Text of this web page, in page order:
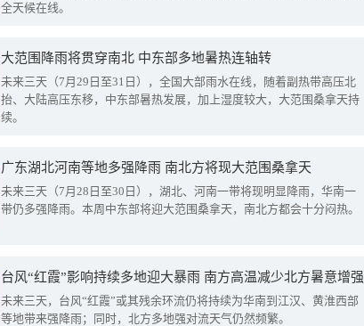
全天候在线。
大范围降雨将贯穿南北 中东部多地暑热连轴转
未来三天（7月29日至31日），全国大部雨水在线，随着副热带高压北
抬、大陆高压东移，中东部暑热发展，加上湿度较大，大范围桑拿天持
续。
广东湖北河南等地多强降雨 南北方将现大范围桑拿天
未来三天（7月28日至30日），湖北、河南一带将现明显降雨，华南一
带仍多强降雨。本周中东部将迎大范围桑拿天，南北方都会十分闷热。
台风“红霞”影响持续多地迎大暴雨 南方高温减少北方暑意增强
未来三天，台风“红霞”或其残余环流仍将持续为华南到江汉、黄淮西部
等地带来强降雨；同时，北方多地强对流天气仍然频繁。